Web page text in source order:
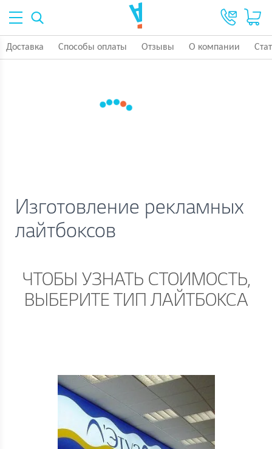
Доставка Способы оплаты Отзывы О компании
Изготовление рекламных
лайтбоксов
ЧТОБЫ УЗНАТЬ СТОИМОСТЬ,
ВЫБЕРИТЕ ТИП ЛАЙТБОКСА